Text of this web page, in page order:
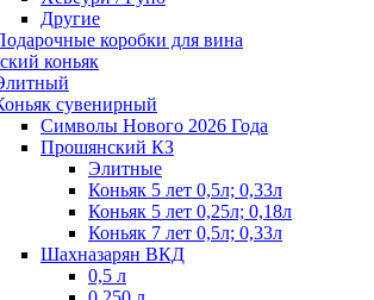
Другие
коробки для вина
коньяк
сувенирный
Символы Нового 2026 Года
Прошянский КЗ
Элитные
Коньяк 5 лет 0,5л; 0,33л
Коньяк 5 лет 0,25л; 0,18л
Коньяк 7 лет 0,5л; 0,33л
Шахназарян ВКД
0,5 л